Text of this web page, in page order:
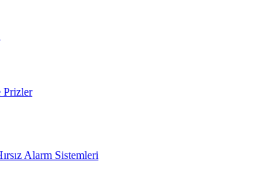
Prizler
Alarm Sistemleri